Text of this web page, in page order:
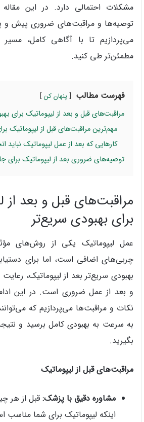
مشکلات احتمالی دارد. در این
توصیه‌ها و مراقبت‌های ضروری پیش و
می‌پردازیم تا با آگاهی کامل،
مطمئن‌تر طی کنید.
فهرست مطالب پنهان کن
مراقبت‌های قبل و بعد از لیپوماتیک برای
مهم‌ترین مراقبت‌های قبل از لیپوماتیک
کارهایی که بعد از عمل لیپوماتیک نباید
توصیه‌های ضروری بعد از لیپوماتیک برای
مراقبت‌های قبل و بعد از
برای بهبودی سریع‌تر
عمل لیپوماتیک یکی از روش‌های
چربی‌های اضافی است، اما برای
بهبودی سریع‌تر بعد از لیپوماتیک،
و بعد از عمل ضروری است. در این
نکات و مراقبت‌ها می‌پردازیم که
به سرعت به بهبودی کامل برسید و
بگیرید.
مراقبت‌های قبل از لیپوماتیک
مشاوره دقیق با پزشک: قبل از هر
اینکه لیپوماتیک برای شما مناسب